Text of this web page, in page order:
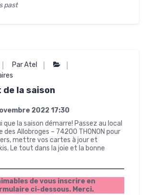
past
Par Atel
la saison
202217:30
que la saison démarre! Passez au local
des Allobroges – 74200 THONON pour
mettre vos cartes à jour et
Le tout dans la joie et la bonne
de vous inscrire en
ci-dessous. Merci.